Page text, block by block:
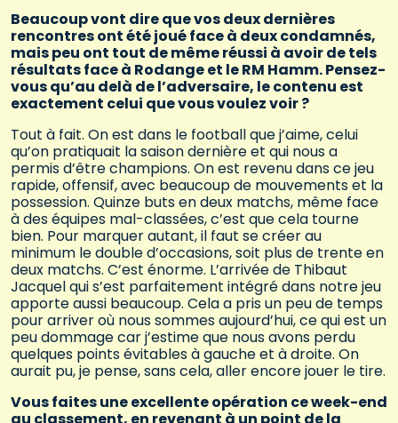
Beaucoup vont dire que vos deux dernières
rencontres ont été joué face à deux condamnés,
mais peu ont tout de même réussi à avoir de tels
résultats face à Rodange et le RM Hamm. Pensez-
vous qu’au delà de l’adversaire, le contenu est
exactement celui que vous voulez voir ?
Tout à fait. On est dans le football que j’aime, celui
qu’on pratiquait la saison dernière et qui nous a
permis d’être champions. On est revenu dans ce jeu
rapide, offensif, avec beaucoup de mouvements et la
possession. Quinze buts en deux matchs, même face
à des équipes mal-classées, c’est que cela tourne
bien. Pour marquer autant, il faut se créer au
minimum le double d’occasions, soit plus de trente en
deux matchs. C’est énorme. L’arrivée de Thibaut
Jacquel qui s’est parfaitement intégré dans notre jeu
apporte aussi beaucoup. Cela a pris un peu de temps
pour arriver où nous sommes aujourd’hui, ce qui est un
peu dommage car j’estime que nous avons perdu
quelques points évitables à gauche et à droite. On
aurait pu, je pense, sans cela, aller encore jouer le tire.
Vous faites une excellente opération ce week-end